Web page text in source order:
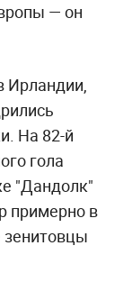
— он
Ирландии,
На 82-й
гола
"Дандолк"
примерно в
зенитовцы